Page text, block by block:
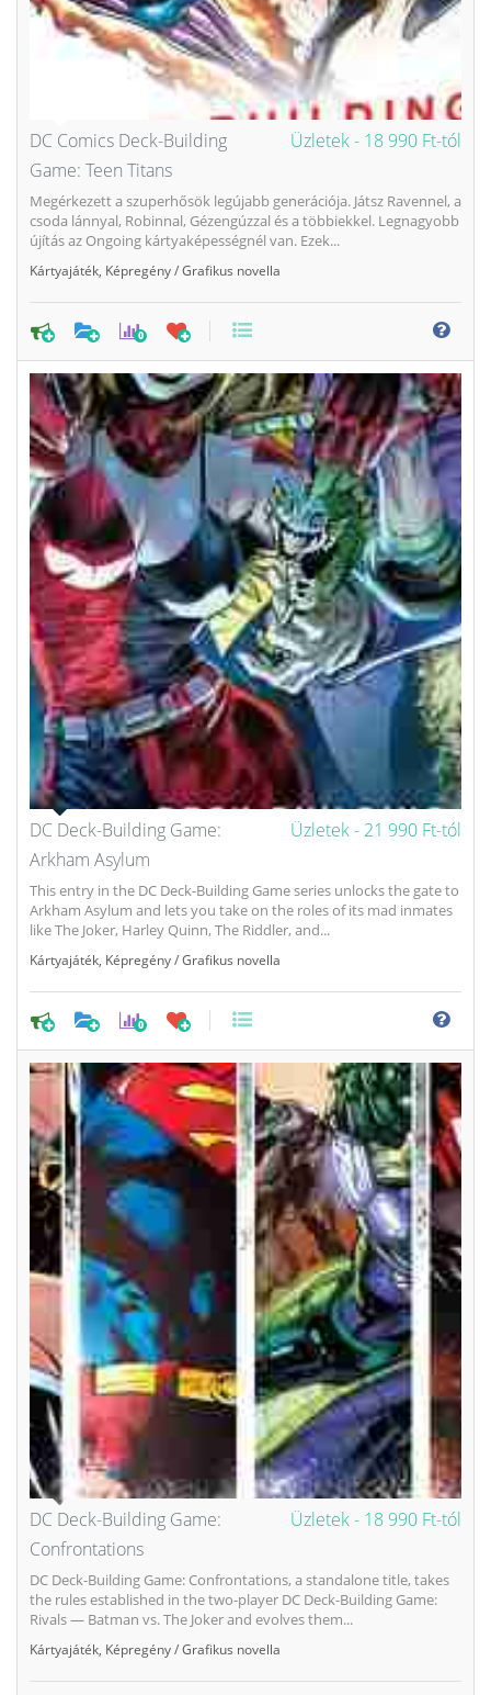
Üzletek - 18 990 Ft-tól
DC Comics Deck-Building
Game: Teen Titans
Megérkezett a szuperhősök legújabb generációja. Játsz Ravennel, a
csoda lánnyal, Robinnal, Gézengúzzal és a többiekkel. Legnagyobb
újítás az Ongoing kártyaképességnél van. Ezek...
Kártyajáték Képregény / Grafikus novella
0
Üzletek - 21 990 Ft-tól
DC Deck-Building Game:
Arkham Asylum
This entry in the DC Deck-Building Game series unlocks the gate to
Arkham Asylum and lets you take on the roles of its mad inmates
like The Joker, Harley Quinn, The Riddler, and...
Kártyajáték Képregény / Grafikus novella
0
Üzletek - 18 990 Ft-tól
DC Deck-Building Game:
Confrontations
DC Deck-Building Game: Confrontations, a standalone title, takes
the rules established in the two-player DC Deck-Building Game:
Rivals — Batman vs. The Joker and evolves them...
Kártyajáték Képregény / Grafikus novella